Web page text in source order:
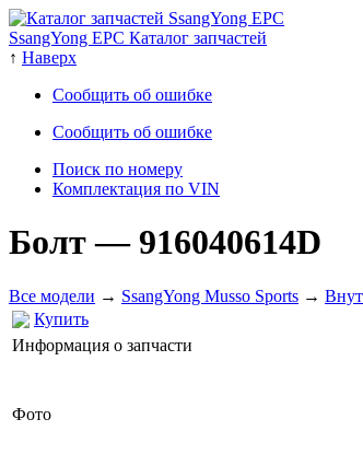
SsangYong EPC Каталог запчастей
↑ Наверх
Сообщить об ошибке
Сообщить об ошибке
Поиск по номеру
Комплектация по VIN
Болт— 916040614D
Все модели → SsangYong Musso Sports →
Купить
Информация о запчасти
Фото